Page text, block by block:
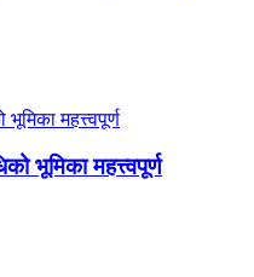
भूमिका महत्त्वपूर्ण